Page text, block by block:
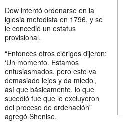
Dow intentó ordenarse en la
iglesia metodista en 1796, y se
le concedió un estatus
provisional.
“Entonces otros clérigos dijeron:
‘Un momento. Estamos
entusiasmados, pero esto va
demasiado lejos y da miedo’,
así que básicamente, lo que
sucedió fue que lo excluyeron
del proceso de ordenación”
agregó Shenise.